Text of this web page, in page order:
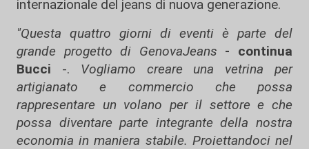
internazionale del jeans di nuova generazione.
"Questa quattro giorni di eventi è parte del
grande progetto di GenovaJeans - continua
Bucci -. Vogliamo creare una vetrina per
artigianato e commercio che possa
rappresentare un volano per il settore e che
possa diventare parte integrante della nostra
economia in maniera stabile. Proiettandoci nel